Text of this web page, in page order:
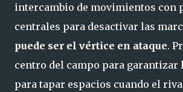
intercambio de movimientos con
centrales para desactivar las
puede ser el vértice en ataque.
centro del campo para garantizar
para tapar espacios cuando el